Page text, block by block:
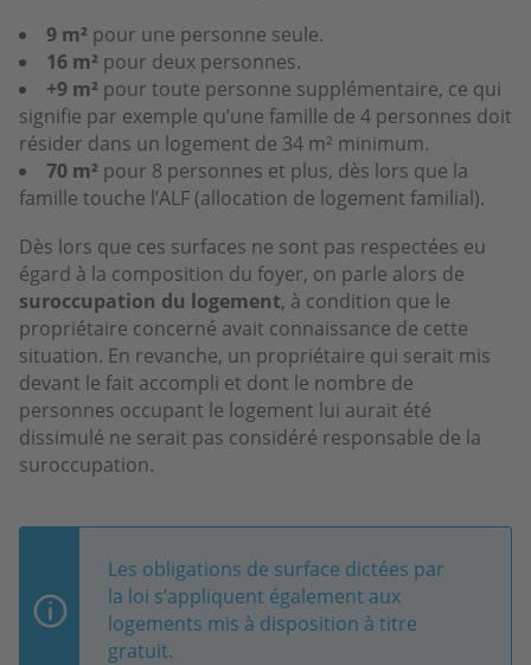
9 m² pour une personne seule.
16 m² pour deux personnes.
+9 m² pour toute personne supplémentaire, ce qui
signifie par exemple qu’une famille de 4 personnes doit
résider dans un logement de 34 m² minimum.
70 m² pour 8 personnes et plus, dès lors que la
famille touche l’ALF (allocation de logement familial).
Dès lors que ces surfaces ne sont pas respectées eu
égard à la composition du foyer, on parle alors de
suroccupation du logement, à condition que le
propriétaire concerné avait connaissance de cette
situation. En revanche, un propriétaire qui serait mis
devant le fait accompli et dont le nombre de
personnes occupant le logement lui aurait été
dissimulé ne serait pas considéré responsable de la
suroccupation.
Les obligations de surface dictées par
la loi s’appliquent également aux
logements mis à disposition à titre
gratuit.